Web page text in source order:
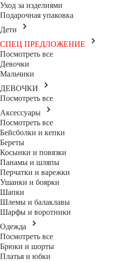
Уход за изделиями
Подарочная упаковка
Дети
СПЕЦ ПРЕДЛОЖЕНИЕ
Посмотреть все
Девочки
Мальчики
ДЕВОЧКИ
Посмотреть все
Аксессуары
Посмотреть все
Бейсболки и кепки
Береты
Косынки и повязки
Панамы и шляпы
Перчатки и варежки
Ушанки и боярки
Шапки
Шлемы и балаклавы
Шарфы и воротники
Одежда
Посмотреть все
Брюки и шорты
Платья и юбки